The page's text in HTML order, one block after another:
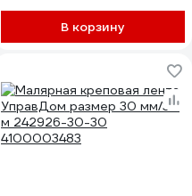
В корзину